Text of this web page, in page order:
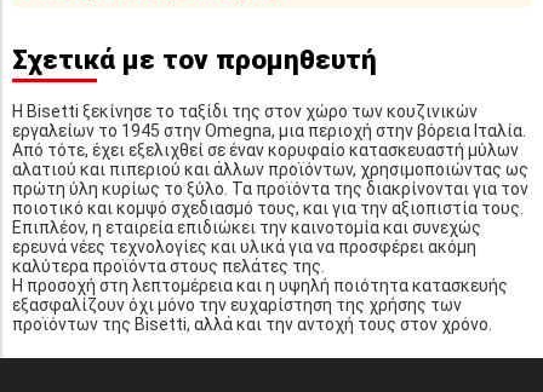
Σχετικά με τον προμηθευτή
Η Bisetti ξεκίνησε το ταξίδι της στον χώρο των κουζινικών
εργαλείων το 1945 στην Omegna, μια περιοχή στην βόρεια Ιταλία.
Από τότε, έχει εξελιχθεί σε έναν κορυφαίο κατασκευαστή μύλων
αλατιού και πιπεριού και άλλων προϊόντων, χρησιμοποιώντας ως
πρώτη ύλη κυρίως το ξύλο. Τα προϊόντα της διακρίνονται για τον
ποιοτικό και κομψό σχεδιασμό τους, και για την αξιοπιστία τους.
Επιπλέον, η εταιρεία επιδιώκει την καινοτομία και συνεχώς
ερευνά νέες τεχνολογίες και υλικά για να προσφέρει ακόμη
καλύτερα προϊόντα στους πελάτες της.
Η προσοχή στη λεπτομέρεια και η υψηλή ποιότητα κατασκευής
εξασφαλίζουν όχι μόνο την ευχαρίστηση της χρήσης των
προϊόντων της Bisetti, αλλά και την αντοχή τους στον χρόνο.